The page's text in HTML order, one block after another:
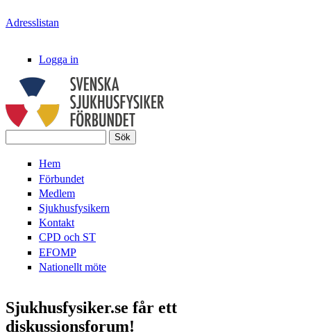
Adresslistan
Logga in
SjukhusFysikerFörbundet
Hem
Förbundet
Medlem
Sjukhusfysikern
Kontakt
CPD och ST
EFOMP
Nationellt möte
Sjukhusfysiker.se får ett
diskussionsforum!